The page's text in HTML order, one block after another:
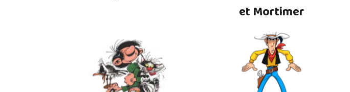
et Mortimer